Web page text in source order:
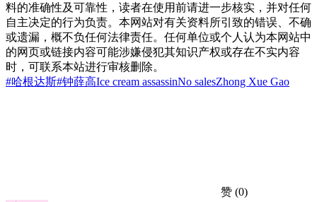
料的准确性及可靠性，读者在使用前请进一步核实，并对任何
自主决定的行为负责。本网站对有关资料所引致的错误、不确
或遗漏，概不负任何法律责任。任何单位或个人认为本网站中
的网页或链接内容可能涉嫌侵犯其知识产权或存在不实内容
时，可联系本站进行审核删除。
#哈根达斯#钟薛高Ice cream assassinNo salesZhong Xue Gao
赞 (0)